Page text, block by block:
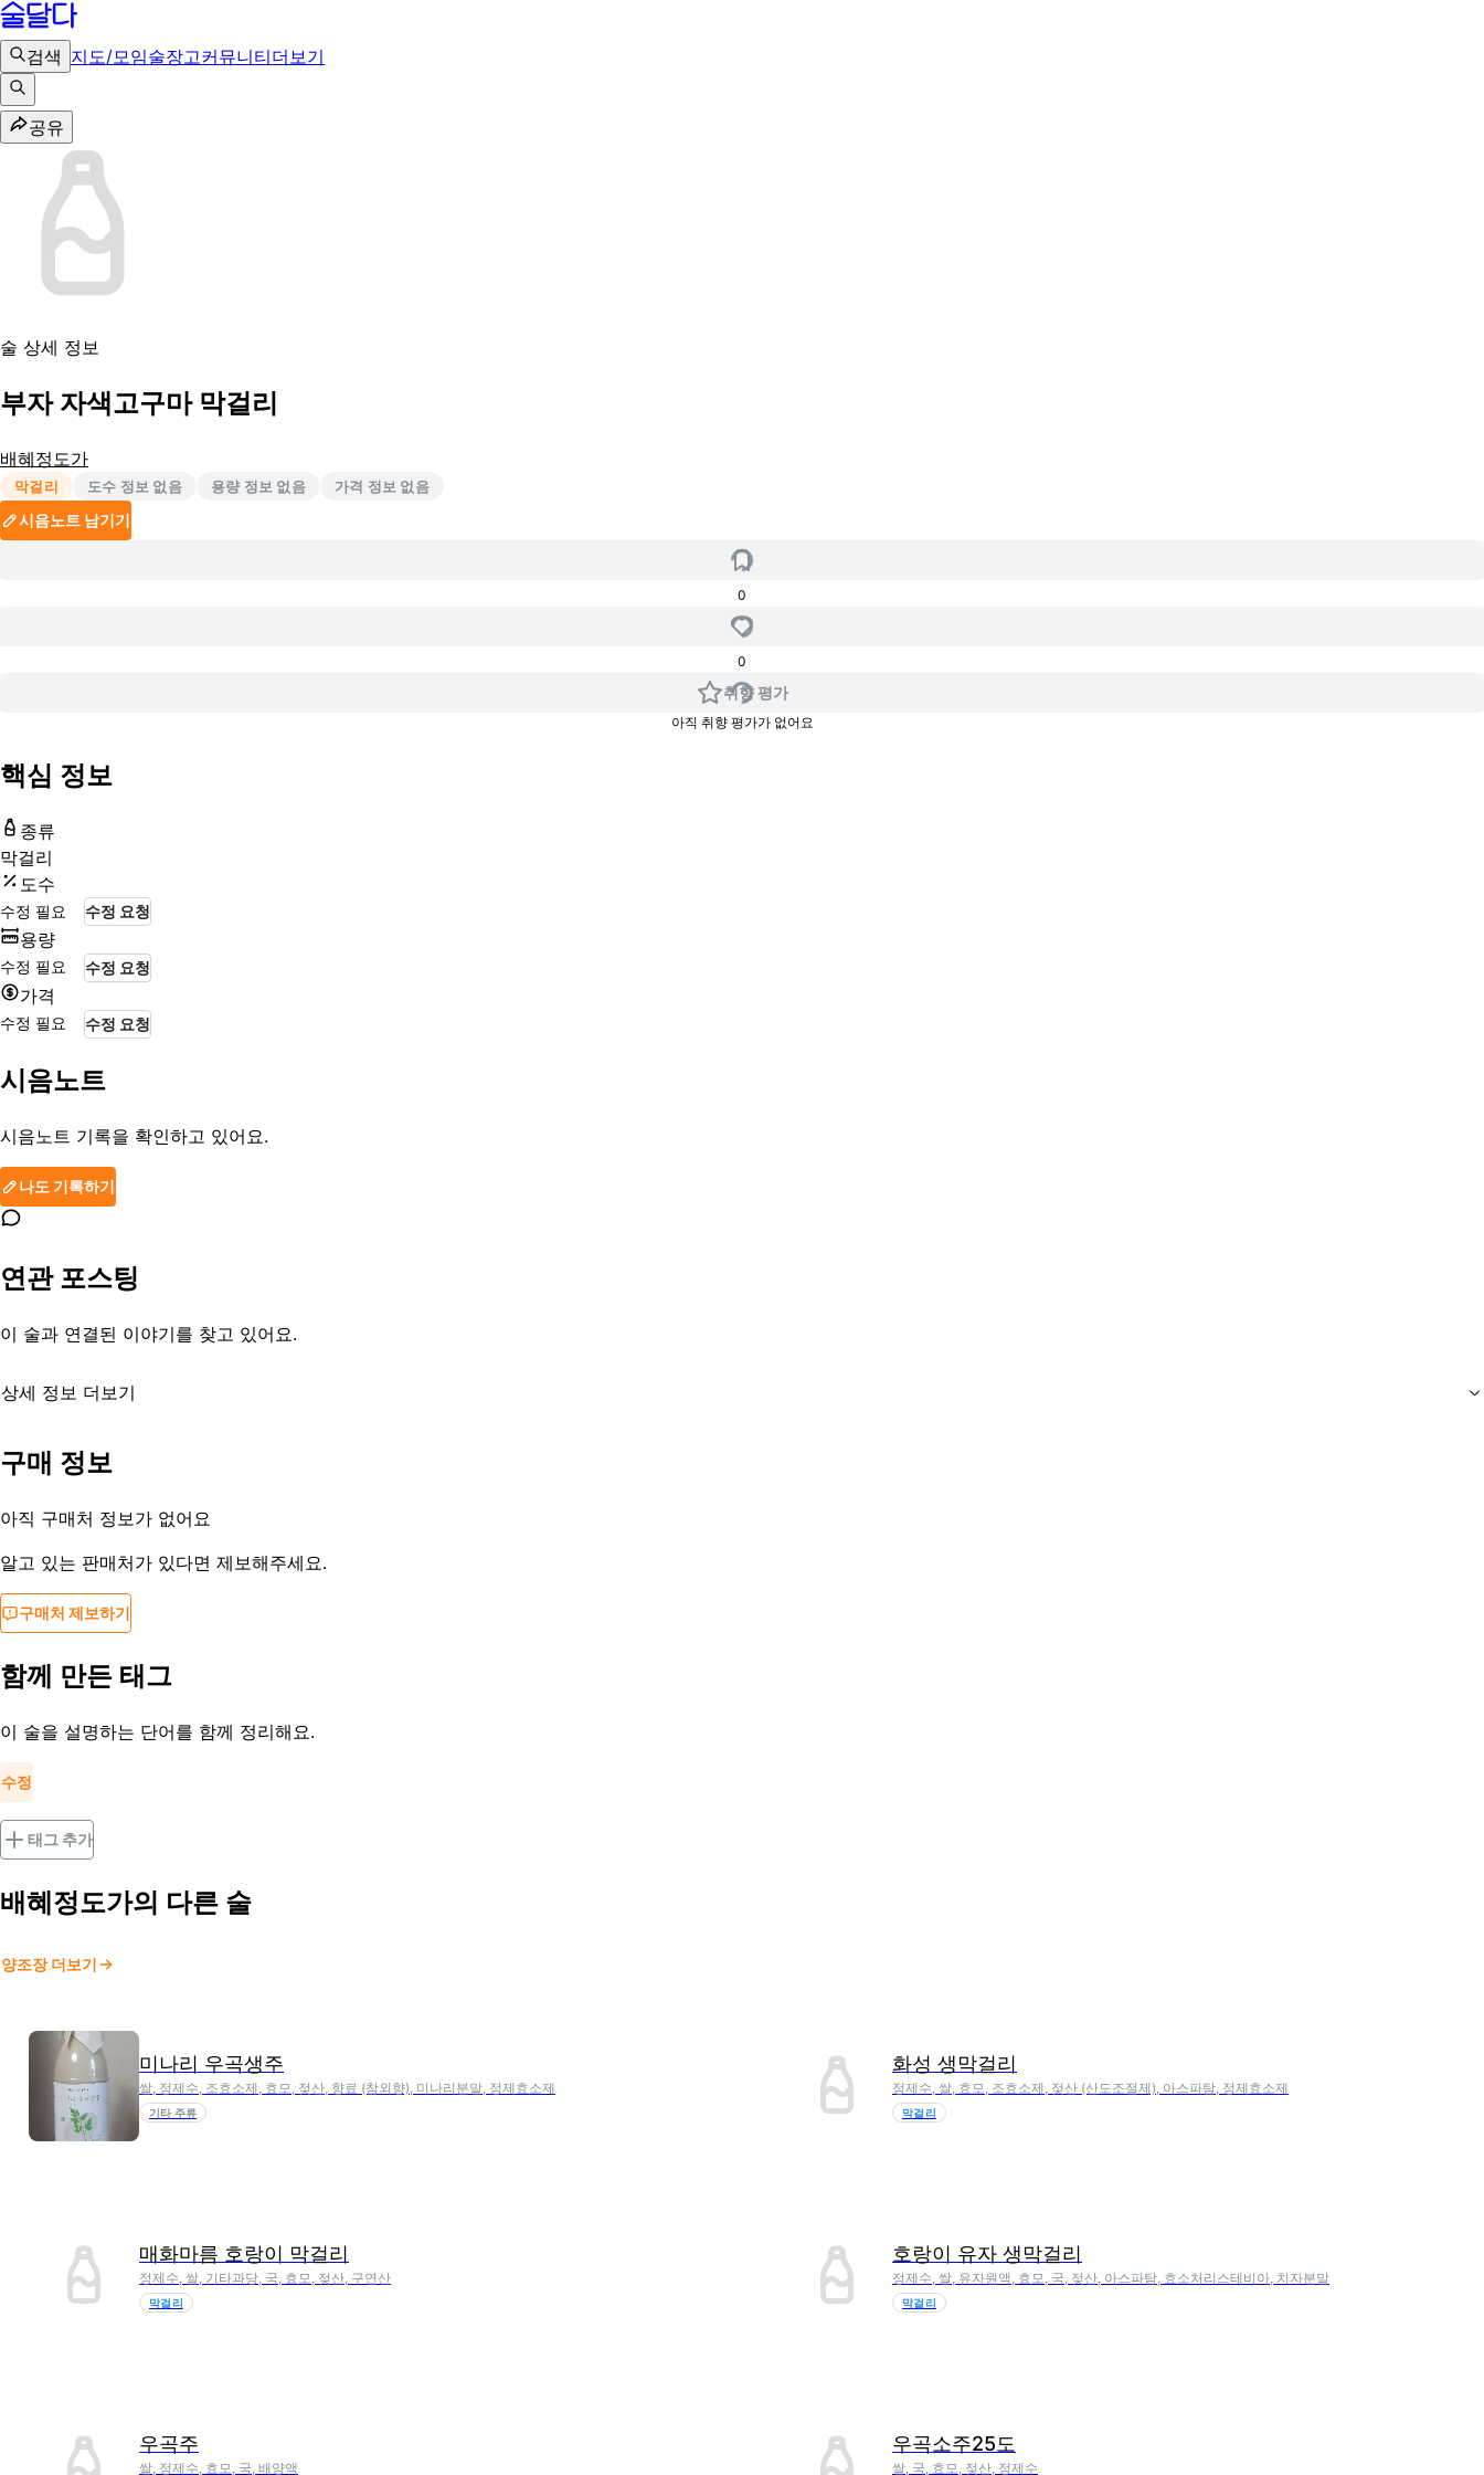
검색 지도/모임술장고커뮤니티더보기
공유
술 상세 정보
부자 자색고구마 막걸리
배혜정도가
막걸리 도수 정보 없음 용량 정보 없음 가격 정보 없음
시음노트 남기기
0
0
취향 평가
아직 취향 평가가 없어요
핵심 정보
종류
막걸리
도수
수정 필요 수정 요청
용량
수정 필요 수정 요청
가격
수정 필요 수정 요청
시음노트
시음노트 기록을 확인하고 있어요.
나도 기록하기
연관 포스팅
이 술과 연결된 이야기를 찾고 있어요.
상세 정보 더보기
등록일
구매 정보
아직 구매처 정보가 없어요
알고 있는 판매처가 있다면 제보해주세요.
구매처 제보하기
함께 만든 태그
이 술을 설명하는 단어를 함께 정리해요.
수정
태그 추가
배혜정도가의 다른 술
양조장 더보기
미나리 우곡생주
쌀, 정제수, 조효소제, 효모, 젖산, 향료 (참외향), 미나리분말, 정제효소제
기타 주류
화성 생막걸리
정제수, 쌀, 효모, 조효소제, 젖산 (산도조절제), 아스파탐, 정제효소제
막걸리
매화마름 호랑이 막걸리
정제수, 쌀, 기타과당, 국, 효모, 젖산, 구연산
막걸리
호랑이 유자 생막걸리
정제수, 쌀, 유자원액, 효모, 국, 젖산, 아스파탐, 효소처리스테비아, 치자분말
막걸리
우곡주
쌀, 정제수, 효모, 국, 배양액
우곡소주25도
쌀, 국, 효모, 젖산, 정제수